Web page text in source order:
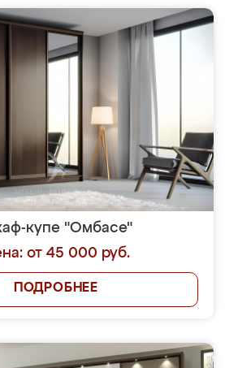
купе "Омбасе"
от 45 000 руб.
ПОДРОБНЕЕ